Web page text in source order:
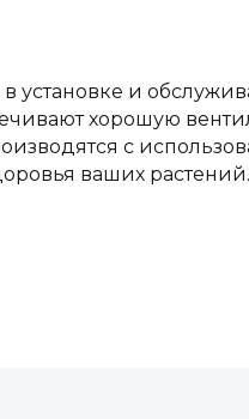
и
хорошую
с
ваших растений.